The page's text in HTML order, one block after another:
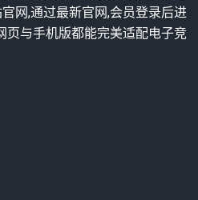
网,通过最新官网,会员登录后进
页与手机版都能完美适配电子竞